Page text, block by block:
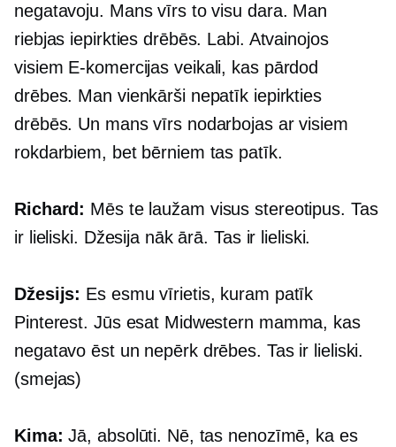
negatavoju. Mans vīrs to visu dara. Man
riebjas iepirkties drēbēs. Labi. Atvainojos
visiem E-komercijas veikali, kas pārdod
drēbes. Man vienkārši nepatīk iepirkties
drēbēs. Un mans vīrs nodarbojas ar visiem
rokdarbiem, bet bērniem tas patīk.
Richard: Mēs te laužam visus stereotipus. Tas
ir lieliski. Džesija nāk ārā. Tas ir lieliski.
Džesijs: Es esmu vīrietis, kuram patīk
Pinterest. Jūs esat Midwestern mamma, kas
negatavo ēst un nepērk drēbes. Tas ir lieliski.
(smejas)
Kima: Jā, absolūti. Nē, tas nenozīmē, ka es